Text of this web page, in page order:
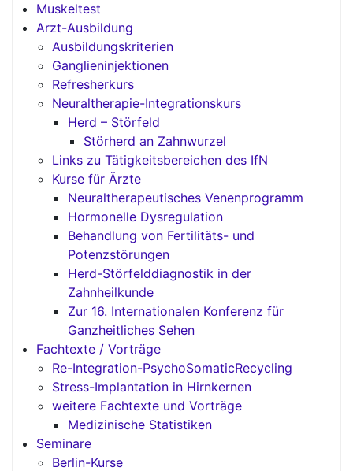
Muskeltest
Arzt-Ausbildung
Ausbildungskriterien
Ganglieninjektionen
Refresherkurs
Neuraltherapie-Integrationskurs
Herd – Störfeld
Störherd an Zahnwurzel
Links zu Tätigkeitsbereichen des IfN
Kurse für Ärzte
Neuraltherapeutisches Venenprogramm
Hormonelle Dysregulation
Behandlung von Fertilitäts- und
Potenzstörungen
Herd-Störfelddiagnostik in der
Zahnheilkunde
Zur 16. Internationalen Konferenz für
Ganzheitliches Sehen
Fachtexte / Vorträge
Re-Integration-PsychoSomaticRecycling
Stress-Implantation in Hirnkernen
weitere Fachtexte und Vorträge
Medizinische Statistiken
Seminare
Berlin-Kurse